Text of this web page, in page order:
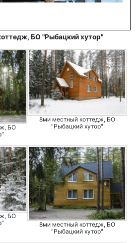
БО "Рыбацкий хутор"
БО
8ми местный коттедж, БО
"Рыбацкий хутор"
БО
8ми местный коттедж, БО
"Рыбацкий хутор"